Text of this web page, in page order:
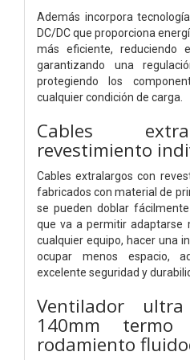
Además incorpora
DC/DC que proporciona
más eficiente, reduciendo
garantizando una
protegiendo los
cualquier condición de carga.
Cables
revestimiento
Cables extralargos con
fabricados con material de
se pueden doblar
que va a permitir adaptarse
cualquier equipo, hacer una
ocupar menos espacio,
excelente seguridad y
Ventilador
140mm termo
rodamiento